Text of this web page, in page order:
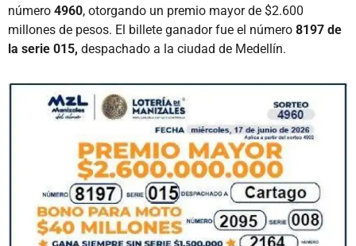
número 4960, otorgando un premio mayor de $2.600
millones de pesos. El billete ganador fue el número 8197 de
la serie 015, despachado a la ciudad de Medellín.